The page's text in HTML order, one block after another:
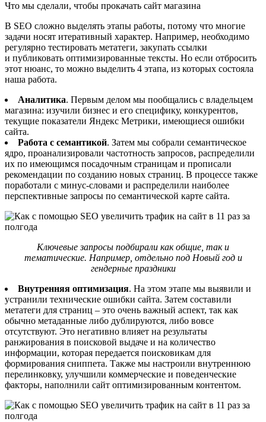
Что мы сделали, чтобы прокачать сайт магазина
В SEO сложно выделять этапы работы, потому что многие
задачи носят итеративный характер. Например, необходимо
регулярно тестировать метатеги, закупать ссылки
и публиковать оптимизированные тексты. Но если отбросить
этот нюанс, то можно выделить 4 этапа, из которых состояла
наша работа.
Аналитика. Первым делом мы пообщались с владельцем
магазина: изучили бизнес и его специфику, конкурентов,
текущие показатели Яндекс Метрики, имеющиеся ошибки
сайта.
Работа с семантикой. Затем мы собрали семантическое
ядро, проанализировали частотность запросов, распределили
их по имеющимся посадочным страницам и прописали
рекомендации по созданию новых страниц. В процессе также
поработали с минус-словами и распределили наиболее
перспективные запросы по семантической карте сайта.
Ключевые запросы подбирали как общие, так и
тематические. Например, отдельно под Новый год и
гендерные праздники
Внутренняя оптимизация. На этом этапе мы выявили и
устранили технические ошибки сайта. Затем составили
метатеги для страниц – это очень важный аспект, так как
обычно метаданные либо дублируются, либо вовсе
отсутствуют. Это негативно влияет на результаты
ранжирования в поисковой выдаче и на количество
информации, которая передается поисковикам для
формирования сниппета. Также мы настроили внутреннюю
перелинковку, улучшили коммерческие и поведенческие
факторы, наполнили сайт оптимизированным контентом.